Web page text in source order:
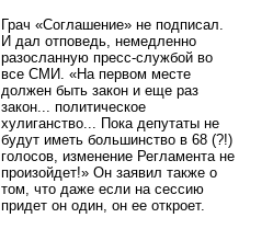
Грач «Соглашение» не подписал.
И дал отповедь, немедленно
разосланную пресс-службой во
все СМИ. «На первом месте
должен быть закон и еще раз
закон... политическое
хулиганство... Пока депутаты не
будут иметь большинство в 68 (?!)
голосов, изменение Регламента не
произойдет!» Он заявил также о
том, что даже если на сессию
придет он один, он ее откроет.